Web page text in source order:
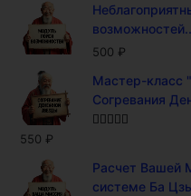
500 ₽
Мастер-класс
Согревания
550 ₽
Расчет Вашей
системе Ба